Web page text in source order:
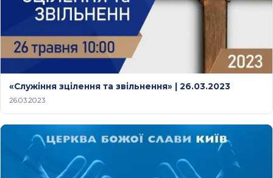
«Служіння зцілення та звільнення» | 26.03.2023
26.03.2023